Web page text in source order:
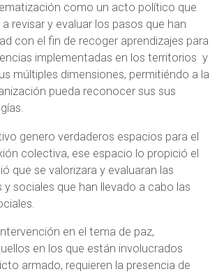
como un acto político que
revisar y evaluar los pasos que han
con el fin de recoger aprendizajes para
implementadas en los territorios y
múltiples dimensiones, permitiéndo a la
pueda reconocer sus sus
genero verdaderos espacios para el
colectiva, ese espacio lo propició el
que se valorizara y evaluaran las
sociales que han llevado a cabo las
en el tema de paz,
en los que están involucrados
armado, requieren la presencia de